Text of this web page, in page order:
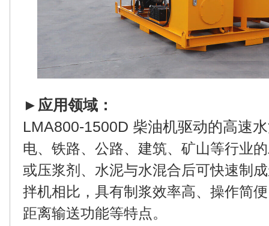
► 应用领域：
LMA800-1500D 柴油机驱动的高速
电、铁路、公路、建筑、矿山等行业
或压浆剂、水泥与水混合后可快速制
拌机相比，具有制浆效率高、操作简
距离输送功能等特点。